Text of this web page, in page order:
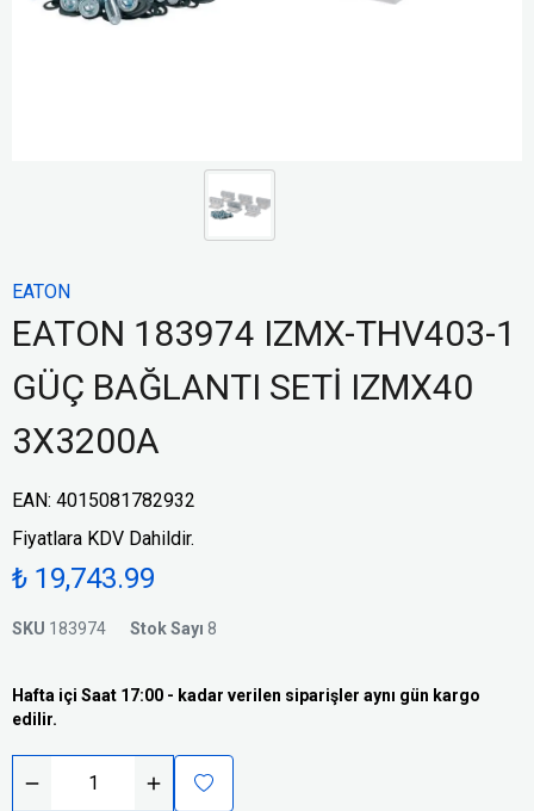
EATON
EATON 183974 IZMX-THV403-1
GÜÇ BAĞLANTI SETİ IZMX40
3X3200A
EAN: 4015081782932
Fiyatlara KDV Dahildir.
₺ 19,743.99
SKU 183974 Stok Sayı 8
Hafta içi Saat 17:00 - kadar verilen siparişler aynı gün kargo
edilir.